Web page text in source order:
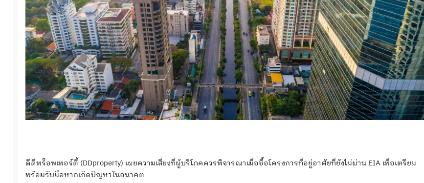
ดีดีพร็อพเพอร์ตี้ (DDproperty) เผยความเสี่ยงที่ผู้บริโภคควรพิจารณาเมื่อซื้อโครงการที่อยู่อาศัยที่ยังไม่ผ่าน EIA เพื่อเตรียม
พร้อมรับมือหากเกิดปัญหาในอนาคต